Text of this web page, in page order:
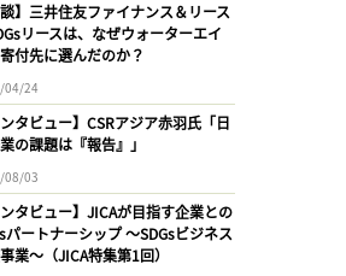
談】三井住友ファイナンス＆リース
リースは、なぜウォーターエイ
付先に選んだのか？
04/24
ンタビュー】CSRアジア赤羽氏「日
の課題は『報告』」
08/03
ンタビュー】JICAが目指す企業との
パートナーシップ 〜SDGsビジネス
業〜（JICA特集第1回）